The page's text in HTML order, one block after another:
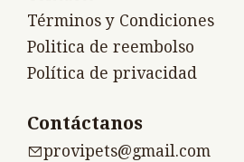
Términos y Condiciones
Politica de reembolso
Política de privacidad
Contáctanos
provipets@gmail.com